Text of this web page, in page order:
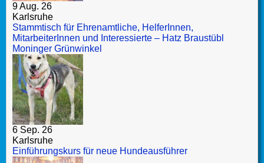
9 Aug. 26
Karlsruhe
Stammtisch für Ehrenamtliche, HelferInnen,
MitarbeiterInnen und Interessierte – Hatz Braustübl
Moninger Grünwinkel
6 Sep. 26
Karlsruhe
Einführungskurs für neue Hundeausführer